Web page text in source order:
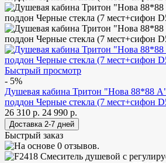
Быстрый просмотр
- 5%
Душевая кабина Тритон "Нова 88*88
поддон Черные стекла (7 мест+сифон
26 310 р. 24 990 р.
Быстрый заказ